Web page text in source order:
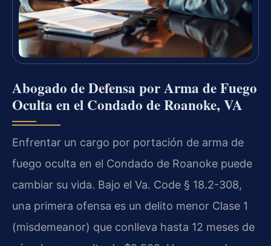
Abogado de Defensa por Arma de Fuego
Oculta en el Condado de Roanoke, VA
Enfrentar un cargo por portación de arma de
fuego oculta en el Condado de Roanoke puede
cambiar su vida. Bajo el Va. Code § 18.2-308,
una primera ofensa es un delito menor Clase 1
(misdemeanor) que conlleva hasta 12 meses de